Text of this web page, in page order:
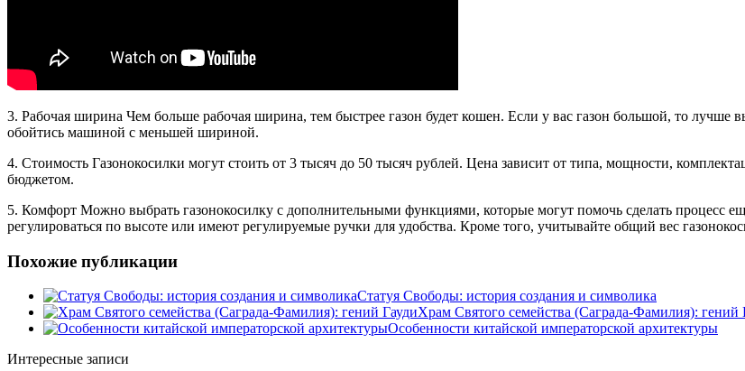
3. Рабочая ширина Чем больше рабочая ширина, тем быстрее газон будет кошен. Если у вас газон большой, то
обойтись машиной с меньшей шириной.
4. Стоимость Газонокосилки могут стоить от 3 тысяч до 50 тысяч рублей. Цена зависит от типа, мощности,
бюджетом.
5. Комфорт Можно выбрать газонокосилку с дополнительными функциями, которые могут помочь сделать процесс
регулироваться по высоте или имеют регулируемые ручки для удобства. Кроме того, учитывайте общий вес
Похожие публикации
Статуя Свободы: история создания и символика
Храм Святого семейства (Саграда-Фамилия): гений
Особенности китайской императорской архитектуры
Интересные записи